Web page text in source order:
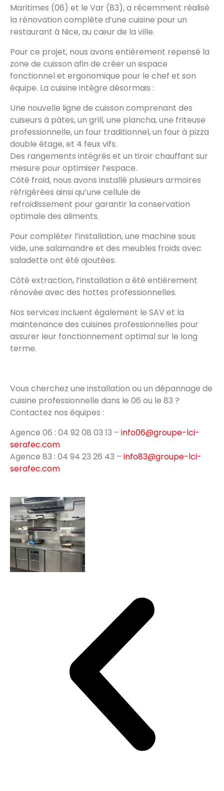
Maritimes (06) et le Var (83), a récemment réalisé
la rénovation complète d’une cuisine pour un
restaurant à Nice, au cœur de la ville.
Pour ce projet, nous avons entièrement repensé la
zone de cuisson afin de créer un espace
fonctionnel et ergonomique pour le chef et son
équipe. La cuisine intègre désormais :
Une nouvelle ligne de cuisson comprenant des
cuiseurs à pâtes, un grill, une plancha, une friteuse
professionnelle, un four traditionnel, un four à pizza
double étage, et 4 feux vifs.
Des rangements intégrés et un tiroir chauffant sur
mesure pour optimiser l’espace.
Côté froid, nous avons installé plusieurs armoires
réfrigérées ainsi qu’une cellule de
refroidissement pour garantir la conservation
optimale des aliments.
Pour compléter l’installation, une machine sous
vide, une salamandre et des meubles froids avec
saladette ont été ajoutées.
Côté extraction, l’installation a été entièrement
rénovée avec des hottes professionnelles.
Nos services incluent également le SAV et la
maintenance des cuisines professionnelles pour
assurer leur fonctionnement optimal sur le long
terme.
Vous cherchez une installation ou un dépannage de
cuisine professionnelle dans le 06 ou le 83 ?
Contactez nos équipes :
Agence 06 : 04 92 08 03 13 – info06@groupe-lci-
serafec.com
Agence 83 : 04 94 23 26 43 – info83@groupe-lci-
serafec.com